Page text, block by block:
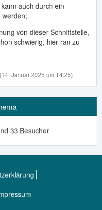
auch durch ein
werden;
von dieser Schnittstelle,
schwierig, hier ran zu
(14. Januar 2025 um 14:25)
33 Besucher